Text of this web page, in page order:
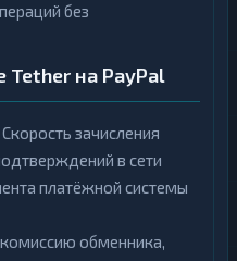
без
Tether на PayPal
Скорость зачисления
в сети
платёжной системы
обменника,